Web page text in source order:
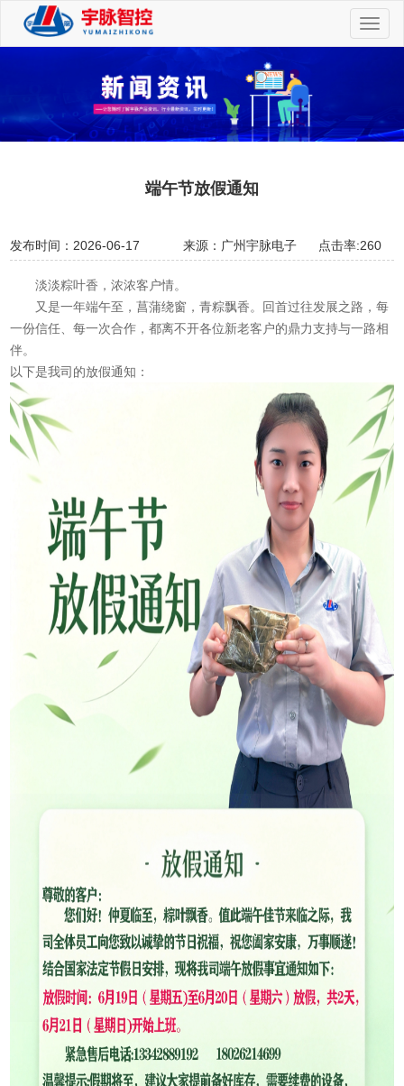
切
换
端午节放假通知
发布时间：2026-06-17 来源：广州宇脉电子 点击率:260
淡淡粽叶香，浓浓客户情。
又是一年端午至，菖蒲绕窗，青粽飘香。回首过往发展之路，每
一份信任、每一次合作，都离不开各位新老客户的鼎力支持与一路相
伴。
以下是我司的放假通知：